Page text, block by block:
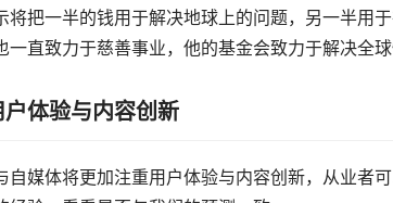
把一半的钱用于解决地球上的问题，另一半用
直致力于慈善事业，他的基金会致力于解决全球
体验与内容创新
自媒体将更加注重用户体验与内容创新，从业者